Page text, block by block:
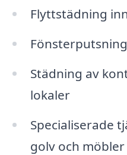
Flyttstädning
Städning av
lokaler
Specialiserade
golv och möbler